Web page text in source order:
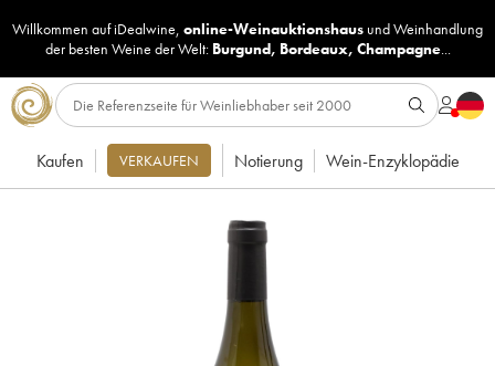
Willkommen auf iDealwine, online-Weinauktionshaus undWeinhandlung
der besten Weine der Welt: Burgund, Bordeaux, Champagne...
Kaufen VERKAUFEN Notierung Wein-Enzyklopädie